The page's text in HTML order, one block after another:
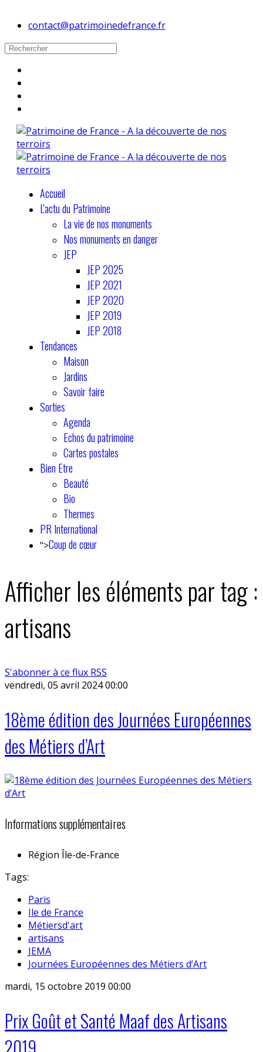
contact@patrimoinedefrance.fr
Accueil
L'actu du Patrimoine
La vie de nos monuments
Nos monuments en danger
JEP
JEP 2025
JEP 2021
JEP 2020
JEP 2019
JEP 2018
Tendances
Maison
Jardins
Savoir faire
Sorties
Agenda
Echos du patrimoine
Cartes postales
Bien Etre
Beauté
Bio
Thermes
PR International
">Coup de cœur
Afficher les éléments par tag :
artisans
S'abonner à ce flux RSS
vendredi, 05 avril 2024 00:00
18ème édition des Journées Européennes
des Métiers d’Art
Informations supplémentaires
Région Île-de-France
Tags:
Paris
Ile de France
Métiersd'art
artisans
JEMA
Journées Européennes des Métiers d’Art
mardi, 15 octobre 2019 00:00
Prix Goût et Santé Maaf des Artisans